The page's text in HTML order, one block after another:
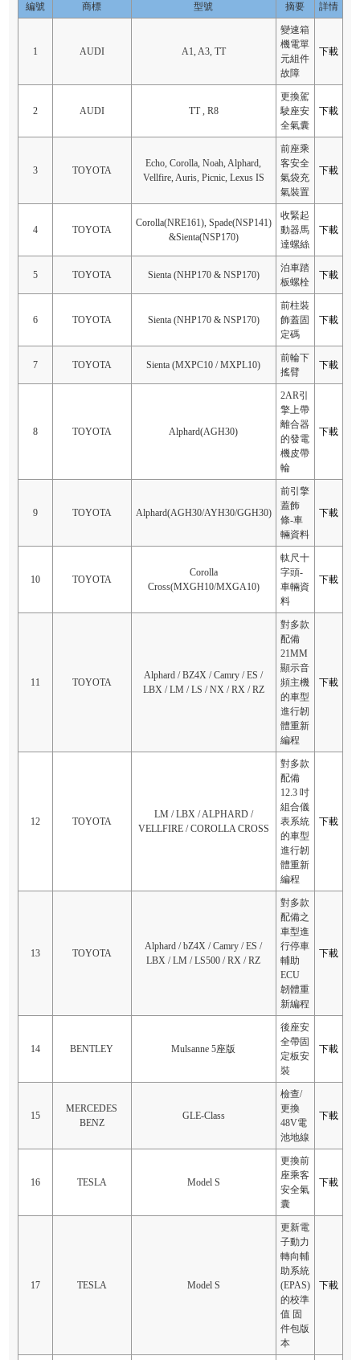
編號 商標 型號 摘要 詳情
1 AUDI A1, A3, TT
變速箱
機電單
元組件
故障
下載
2 AUDI TT , R8
更換駕
駛座安
全氣囊
下載
3 TOYOTA
Echo, Corolla, Noah, Alphard,
Vellfire, Auris, Picnic, Lexus IS
前座乘
客安全
氣袋充
氣裝置
下載
4 TOYOTA
Corolla(NRE161), Spade(NSP141)
&Sienta(NSP170)
收緊起
動器馬
達螺絲
下載
5 TOYOTA Sienta (NHP170 & NSP170)
泊車踏
板螺栓
下載
6 TOYOTA Sienta (NHP170 & NSP170)
前柱裝
飾蓋固
定碼
下載
7 TOYOTA Sienta (MXPC10 / MXPL10)
前輪下
搖臂
下載
8 TOYOTA Alphard(AGH30)
2AR引
擎上帶
離合器
的發電
機皮帶
輪
下載
9 TOYOTA Alphard(AGH30/AYH30/GGH30)
前引擎
蓋飾
條-車
輛資料
下載
10 TOYOTA
Corolla
Cross(MXGH10/MXGA10)
軚尺十
字頭-
車輛資
料
下載
11 TOYOTA
Alphard / BZ4X / Camry / ES /
LBX / LM / LS / NX / RX / RZ
對多款
配備
21MM
顯示音
頻主機
的車型
進行韌
體重新
編程
下載
12 TOYOTA
LM / LBX / ALPHARD /
VELLFIRE / COROLLA CROSS
對多款
配備
12.3 吋
組合儀
表系統
的車型
進行韌
體重新
編程
下載
13 TOYOTA
Alphard / bZ4X / Camry / ES /
LBX / LM / LS500 / RX / RZ
對多款
配備之
車型進
行停車
輔助
ECU
韌體重
新編程
下載
14 BENTLEY Mulsanne 5座版
後座安
全帶固
定板安
裝
下載
15
MERCEDES
BENZ
GLE-Class
檢查/
更換
48V電
池地線
下載
16 TESLA Model S
更換前
座乘客
安全氣
囊
下載
17 TESLA Model S
更新電
子動力
轉向輔
助系統
(EPAS)
的校準
值 固
件包版
本
下載